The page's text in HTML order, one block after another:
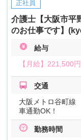
正社員
介護士【大阪市平
のお仕事です】
給与
【月給】 221,500
交通
大阪メトロ谷町
車通勤OK！
勤務時間